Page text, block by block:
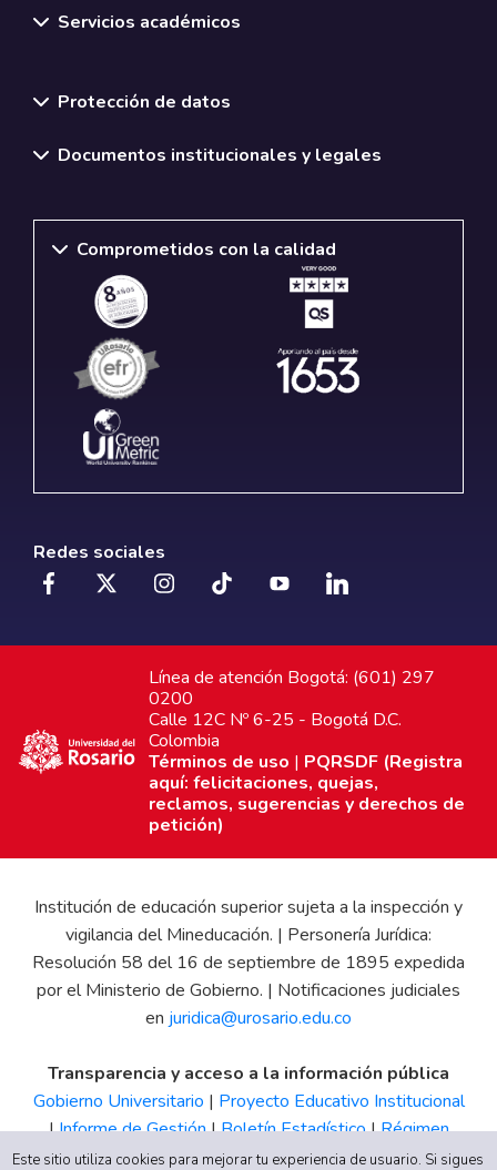
Servicios académicos
Protección de datos
Documentos institucionales y legales
Comprometidos con la calidad
Redes sociales
Línea de atención Bogotá: (601) 297
0200
Calle 12C Nº 6-25 - Bogotá D.C.
Colombia
Términos de uso | PQRSDF (Registra
aquí: felicitaciones, quejas,
reclamos, sugerencias y derechos de
petición)
Institución de educación superior sujeta a la inspección y
vigilancia del Mineducación. | Personería Jurídica:
Resolución 58 del 16 de septiembre de 1895 expedida
por el Ministerio de Gobierno. | Notificaciones judiciales
en juridica@urosario.edu.co
Transparencia y acceso a la información pública
Gobierno Universitario | Proyecto Educativo Institucional
|Informe de Gestión|Boletín Estadístico|Régimen
Tributario|Estados Financieros |Código de Ética| Canal
Este sitio utiliza cookies para mejorar tu experiencia de usuario. Si sigues